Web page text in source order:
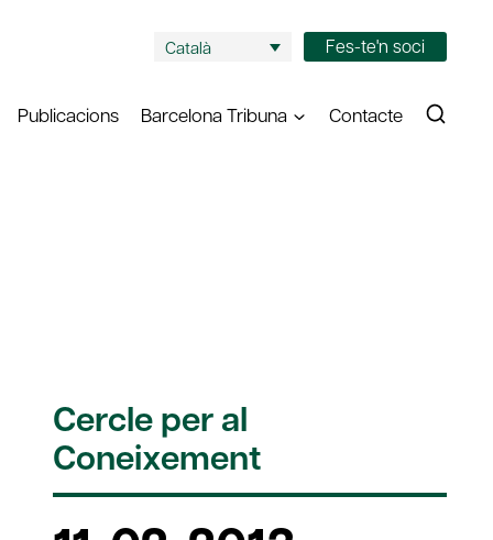
Català Fes-te'n soci
Publicacions Barcelona Tribuna Contacte
Cercle per al
Coneixement